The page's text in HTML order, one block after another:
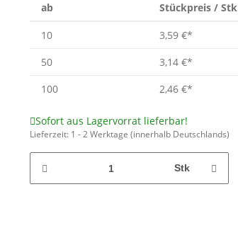
ab
Stückpreis / Stk
10 3,59 €*
50
3,14 €*
100
2,46 €*
Sofort aus Lagervorrat lieferbar!
Lieferzeit: 1 - 2 Werktage (innerhalb Deutschlands)
Stk